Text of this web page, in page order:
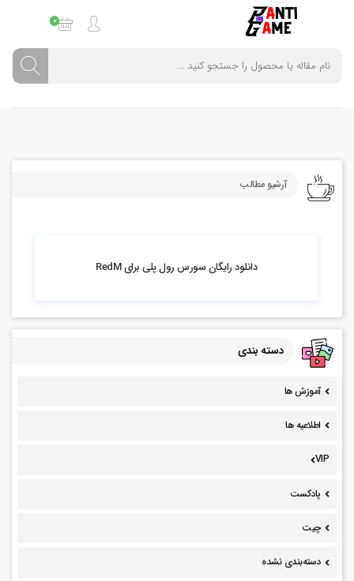
0
آرشیو مطالب
دانلود رايگان سورس رول پلی برای RedM
دسته بندی
آموزش ها
اطلاعیه ها
VIP
پادکست
چیت
دسته‌بندی نشده